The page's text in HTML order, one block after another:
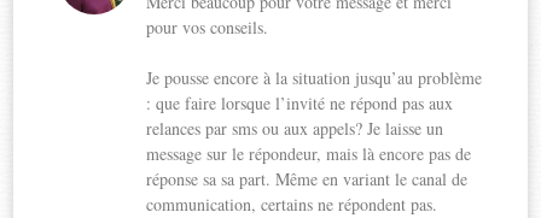
pour vos conseils.
Je pousse encore à la situation jusqu’au problème
: que faire lorsque l’invité ne répond pas aux
relances par sms ou aux appels? Je laisse un
message sur le répondeur, mais là encore pas de
réponse sa sa part. Même en variant le canal de
communication, certains ne répondent pas.